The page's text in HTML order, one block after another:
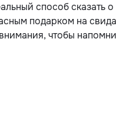
способ сказать
подарком на
чтобы